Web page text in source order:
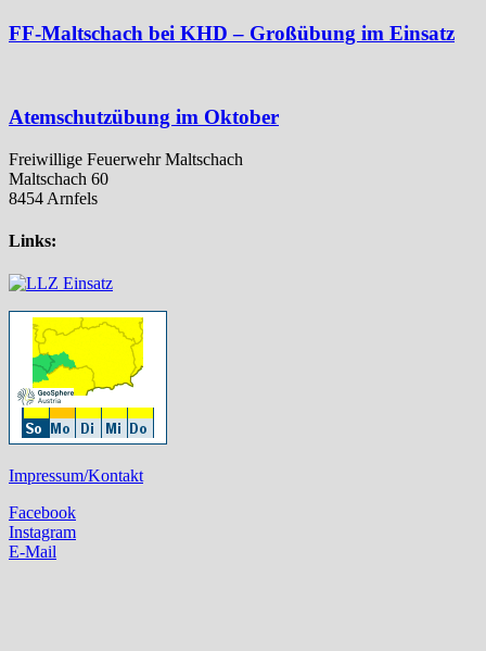
FF-Maltschach bei KHD – Großübung im Einsatz
Atemschutzübung im Oktober
Freiwillige Feuerwehr Maltschach
Maltschach 60
8454 Arnfels
Links:
Impressum/Kontakt
Facebook
Instagram
E-Mail